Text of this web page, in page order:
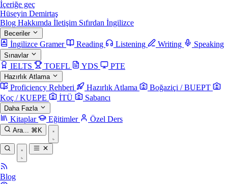
İçeriğe geç
Hüseyin Demirtaş
Blog Hakkımda İletişim Sıfırdan İngilizce
Beceriler
İngilizce Gramer Reading Listening Writing Speaking
Sınavlar
IELTS TOEFL YDS PTE
Hazırlık Atlama
Proficiency Rehberi Hazırlık Atlama
Boğaziçi / BUEPT
Koç / KUEPE
İTÜ Sabancı
Daha Fazla
Kitaplar Eğitimler Özel Ders
Ara... ⌘K
Blog